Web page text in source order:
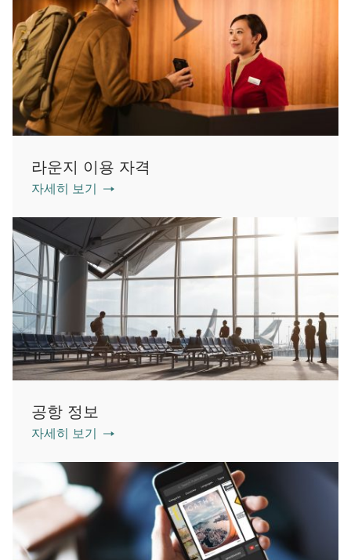
라운지 이용 자격
자세히 보기
공항 정보
자세히 보기